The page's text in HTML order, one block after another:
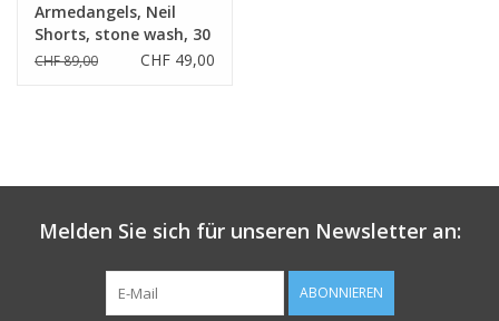
Armedangels, Neil
Shorts, stone wash, 30
CHF 89,00 CHF 49,00
Melden Sie sich für unseren Newsletter an:
ABONNIEREN